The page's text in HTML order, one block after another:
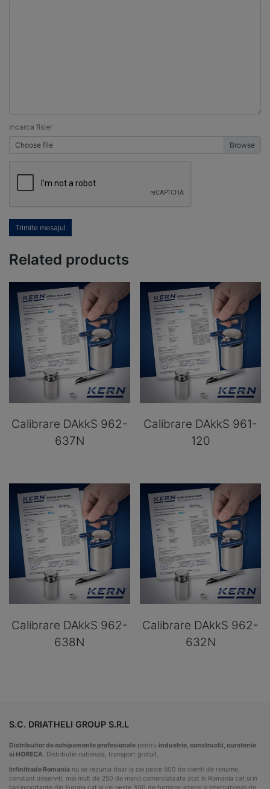
Incarca fisier
Choose file
Trimite mesajul
Related products
Calibrare DAkkS 962-
637N
Calibrare DAkkS 961-
120
Calibrare DAkkS 962-
638N
Calibrare DAkkS 962-
632N
S.C. DRIATHELI GROUP S.R.L
Distribuitor de echipamente profesionale pentru industrie, constructii, curatenie
si HORECA. Distributie nationala, transport gratuit.
Infinitrade Romania nu se rezuma doar la cei peste 500 de clienti de renume,
constant deserviti, mai mult de 250 de marci comercializate atat in Romania cat si in